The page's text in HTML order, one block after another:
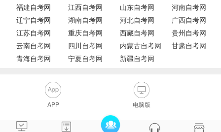
福建自考网
江西自考网 山东自考网
河南自考网
辽宁自考网
湖南自考网 河北自考网
广西自考网
江苏自考网
重庆自考网 西藏自考网
贵州自考网
云南自考网
四川自考网 内蒙古自考网
甘肃自考网
青海自考网
宁夏自考网 新疆自考网
APP 电脑版